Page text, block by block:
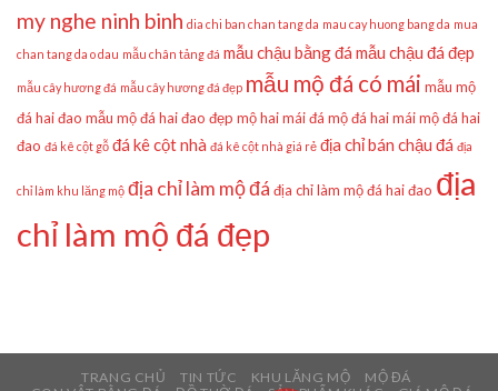
my nghe ninh binh dia chi ban chan tang da mau cay huong bang da mua
chan tang da o dau mẫu chân tảng đá mẫu chậu bằng đá mẫu chậu đá đẹp
mẫu cây hương đá mẫu cây hương đá đẹp mẫu mộ đá có mái mẫu mộ
đá hai đao mẫu mộ đá hai đao đẹp mộ hai mái đá mộ đá hai máimộ đá hai
đao đá kê cột gỗ đá kê cột nhà đá kê cột nhà giá rẻ địa chỉ bán chậu đá địa
chỉ làm khu lăng mộ địa chỉ làm mộ đá địa chỉ làm mộ đá hai đao địa
chỉ làm mộ đá đẹp
TRANG CHỦ TIN TỨC KHU LĂNG MỘ
MỘ ĐÁ